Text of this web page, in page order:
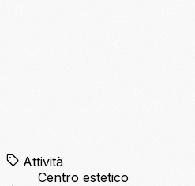
Attività
Centro estetico